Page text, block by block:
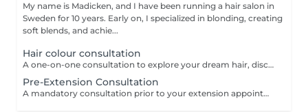
My name is Madicken, and I have been running a hair salon in
Sweden for 10 years. Early on, I specialized in blonding, creating
soft blends, and achie...
Hair colour consultation
A one-on-one consultation to explore your dream hair, discuss colour possibilities, pricing, and create a tailored plan to achieve the best result for you.
Pre-Extension Consultation
A mandatory consultation prior to your extension appointment. During this session we will assess your hair, discuss your desired look, color match, and determine the right amount of hair needed. This ensures a flawless result and allows us to order the perfect extensions for you. Please note: installation cannot be booked without a consultation first